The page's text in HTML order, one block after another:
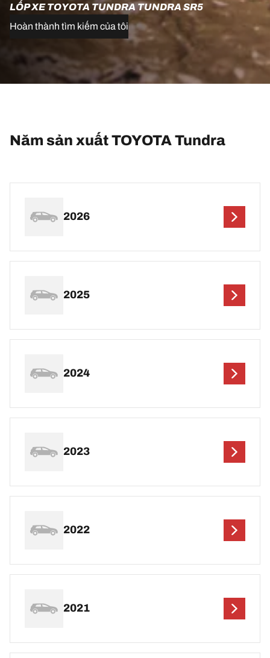
LỐP XE TOYOTA TUNDRA TUNDRA SR5
Hoàn thành tìm kiếm của tôi
Năm sản xuất TOYOTA Tundra
2026
2025
2024
2023
2022
2021